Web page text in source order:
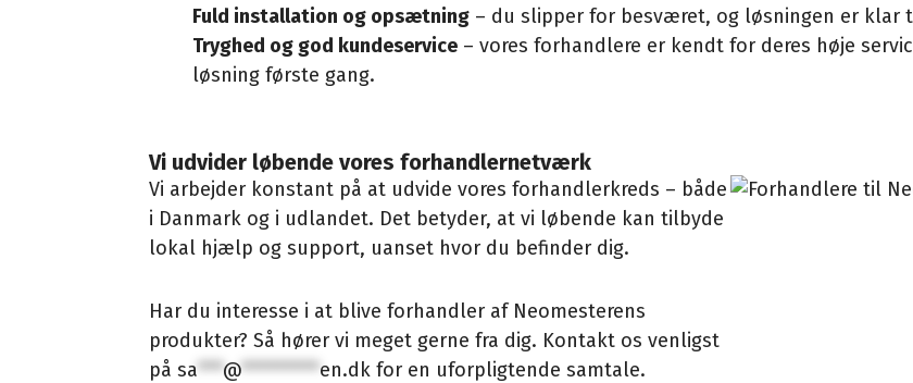
Fuld installation og opsætning – du slipper for besværet, og løsningen er klar
Tryghed og god kundeservice – vores forhandlere er kendt for deres høje
løsning første gang.
Vi udvider løbende vores forhandlernetværk
Vi arbejder konstant på at udvide vores forhandlerkreds – både
i Danmark og i udlandet. Det betyder, at vi løbende kan tilbyde
lokal hjælp og support, uanset hvor du befinder dig.
Har du interesse i at blive forhandler af Neomesterens
produkter? Så hører vi meget gerne fra dig. Kontakt os venligst
på sa***@*********en.dk for en uforpligtende samtale.